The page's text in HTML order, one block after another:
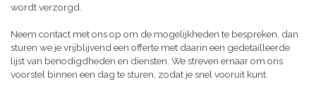
wordt verzorgd.
Neem contact met ons op om de mogelijkheden te bespreken, dan
sturen we je vrijblijvend een offerte met daarin een gedetailleerde
lijst van benodigdheden en diensten. We streven ernaar om ons
voorstel binnen een dag te sturen, zodat je snel vooruit kunt.